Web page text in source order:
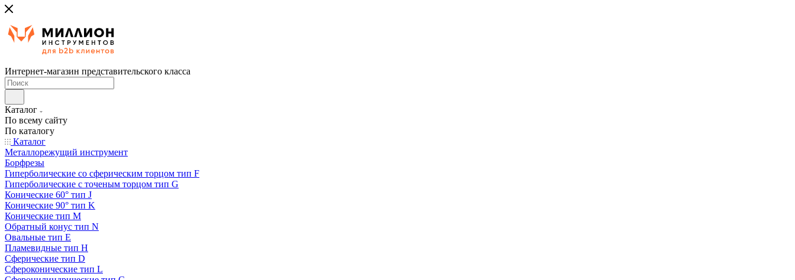
Интернет-магазин представительского класса
Каталог
По всему сайту
По каталогу
Каталог
Металлорежущий инструмент
Борфрезы
Гиперболические cо сферическим торцом тип F
Гиперболические с точеным торцом тип G
Конические 60° тип J
Конические 90° тип K
Конические тип M
Обратный конус тип N
Овальные тип E
Пламевидные тип H
Сферические тип D
Сфероконические тип L